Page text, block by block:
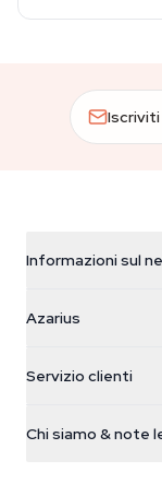
Informazioni sul
Galvaniweg 11
Nederland
+31(0)204897914
Azarius
Smokeshop
Servizio clienti
Chi siamo & note